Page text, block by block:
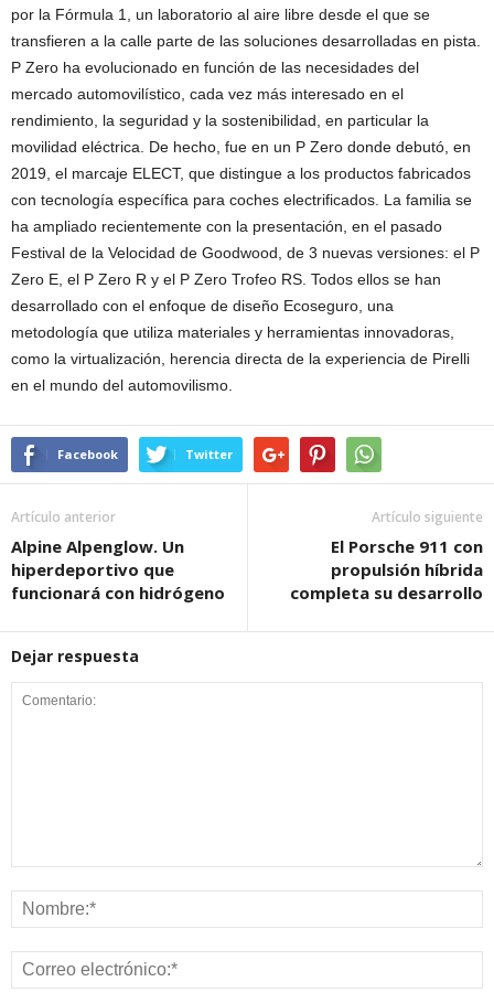
por la Fórmula 1, un laboratorio al aire libre desde el que se
transfieren a la calle parte de las soluciones desarrolladas en pista.
P Zero ha evolucionado en función de las necesidades del
mercado automovilístico, cada vez más interesado en el
rendimiento, la seguridad y la sostenibilidad, en particular la
movilidad eléctrica. De hecho, fue en un P Zero donde debutó, en
2019, el marcaje ELECT, que distingue a los productos fabricados
con tecnología específica para coches electrificados. La familia se
ha ampliado recientemente con la presentación, en el pasado
Festival de la Velocidad de Goodwood, de 3 nuevas versiones: el P
Zero E, el P Zero R y el P Zero Trofeo RS. Todos ellos se han
desarrollado con el enfoque de diseño Ecoseguro, una
metodología que utiliza materiales y herramientas innovadoras,
como la virtualización, herencia directa de la experiencia de Pirelli
en el mundo del automovilismo.
Facebook Twitter
Artículo anterior
Alpine Alpenglow. Un
hiperdeportivo que
funcionará con hidrógeno
Artículo siguiente
El Porsche 911 con
propulsión híbrida
completa su desarrollo
Dejar respuesta